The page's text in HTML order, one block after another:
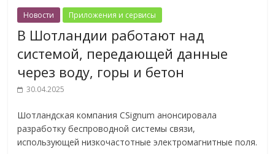
Новости Приложения и сервисы
В Шотландии работают над
системой, передающей данные
через воду, горы и бетон
30.04.2025
Шотландская компания CSignum анонсировала
разработку беспроводной системы связи,
использующей низкочастотные электромагнитные поля.